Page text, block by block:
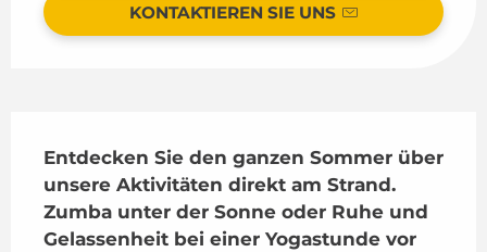
KONTAKTIEREN SIE UNS
Entdecken Sie den ganzen Sommer über
unsere Aktivitäten direkt am Strand.
Zumba unter der Sonne oder Ruhe und
Gelassenheit bei einer Yogastunde vor